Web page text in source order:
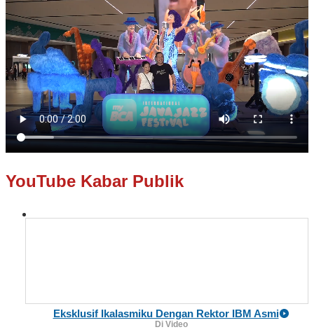
YouTube Kabar Publik
Eksklusif Ikalasmiku Dengan Rektor IBM Asmi
Di Video